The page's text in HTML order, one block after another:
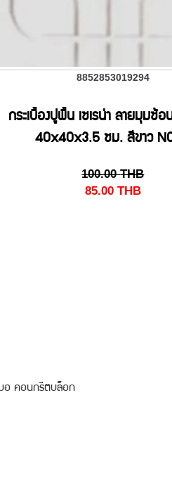
8852853019294
กระเบื้องปูพื้น เซเรน่า ลายมุมซ้อ
40x40x3.5 ซม. สีขาว
100.00 THB
85.00 THB
มอ คอนกรีตบล็อก